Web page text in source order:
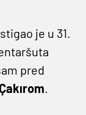
je u 31.
pred
.